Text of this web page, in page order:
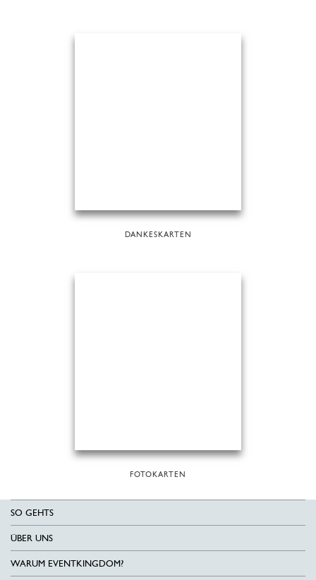
DANKESKARTEN
FOTOKARTEN
SO GEHTS
ÜBER UNS
WARUM EVENTKINGDOM?